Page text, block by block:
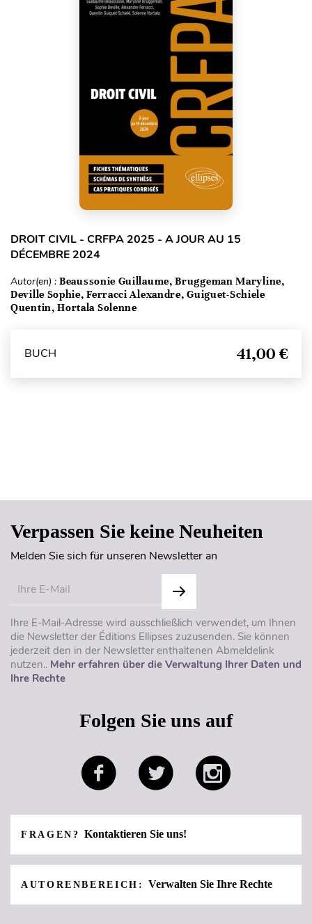
DROIT CIVIL - CRFPA 2025 - A JOUR AU 15
DÉCEMBRE 2024
Autor(en) : Beaussonie Guillaume, Bruggeman Maryline,
Deville Sophie, Ferracci Alexandre, Guiguet-Schiele
Quentin, Hortala Solenne
BUCH 41,00 €
Verpassen Sie keine Neuheiten
Melden Sie sich für unseren Newsletter an
Ihre E-Mail-Adresse wird ausschließlich verwendet, um Ihnen
die Newsletter der Éditions Ellipses zuzusenden. Sie können
jederzeit den in der Newsletter enthaltenen Abmeldelink
nutzen.. Mehr erfahren über die Verwaltung Ihrer Daten und
Ihre Rechte
Folgen Sie uns auf
FRAGEN?Kontaktieren Sie uns!
AUTORENBEREICH:Verwalten Sie Ihre Rechte